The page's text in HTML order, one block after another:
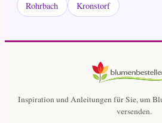
Rohrbach
Kronstorf
Inspiration und Anleitungen für Sie, um
versenden.